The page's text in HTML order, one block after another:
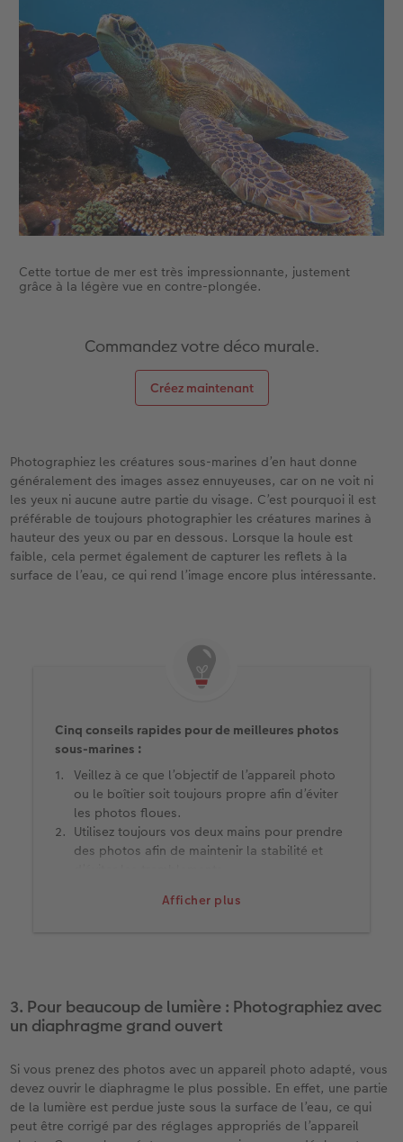
Cette tortue de mer est très impressionnante, justement
grâce à la légère vue en contre-plongée.
Commandez votre déco murale.
Créez maintenant
Photographiez les créatures sous-marines d’en haut donne
généralement des images assez ennuyeuses, car on ne voit ni
les yeux ni aucune autre partie du visage. C’est pourquoi il est
préférable de toujours photographier les créatures marines à
hauteur des yeux ou par en dessous. Lorsque la houle est
faible, cela permet également de capturer les reflets à la
surface de l’eau, ce qui rend l’image encore plus intéressante.
Afficher plus
Cinq conseils rapides pour de meilleures photos
sous-marines :
Veillez à ce que l’objectif de l’appareil photo
ou le boîtier soit toujours propre afin d’éviter
les photos floues.
Utilisez toujours vos deux mains pour prendre
des photos afin de maintenir la stabilité et
limiter l’agitation de l’eau ou du sable.
dans l’océan afin de prolonger sa durée de
vie.
3. Pour beaucoup de lumière : Photographiez avec
un diaphragme grand ouvert
Si vous prenez des photos avec un appareil photo adapté, vous
devez ouvrir le diaphragme le plus possible. En effet, une partie
de la lumière est perdue juste sous la surface de l’eau, ce qui
peut être corrigé par des réglages appropriés de l’appareil